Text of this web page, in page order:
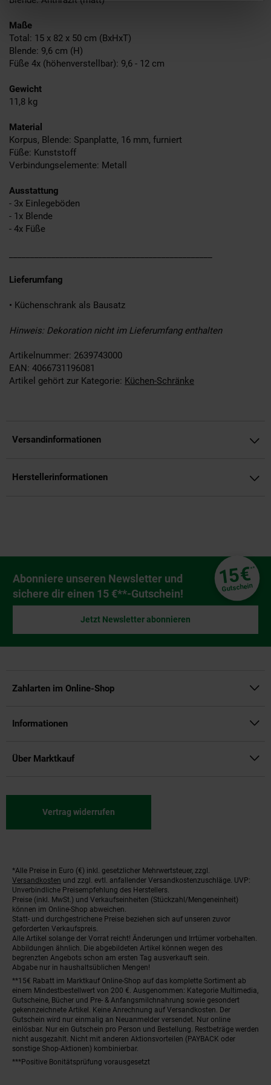
Maße
Total: 15 x 82 x 50 cm (BxHxT)
Blende: 9,6 cm (H)
Füße 4x (höhenverstellbar): 9,6 - 12 cm
Gewicht
11,8 kg
Material
Korpus, Blende: Spanplatte, 16 mm, furniert
Füße: Kunststoff
Verbindungselemente: Metall
Ausstattung
- 3x Einlegeböden
- 1x Blende
- 4x Füße
Lieferumfang
• Küchenschrank als Bausatz
Hinweis: Dekoration nicht im Lieferumfang enthalten
Artikelnummer: 2639743000
EAN: 4066731196081
Artikel gehört zur Kategorie: Küchen-Schränke
Versandinformationen
Herstellerinformationen
Newsletter Anmeldung
Abonniere unseren Newsletter und
sichere dir einen 15 €**-Gutschein!
15€**
Gutschein
Jetzt Newsletter abonnieren
Zahlarten im Online-Shop
Informationen
Über Marktkauf
Vertrag widerrufen
Fußnoten
*Alle Preise in Euro (€) inkl. gesetzlicher Mehrwertsteuer, zzgl.
Versandkosten und zzgl. evtl. anfallender Versandkostenzuschläge. UVP:
Unverbindliche Preisempfehlung des Herstellers.
Preise (inkl. MwSt.) und Verkaufseinheiten (Stückzahl/Mengeneinheit)
können im Online-Shop abweichen.
Statt- und durchgestrichene Preise beziehen sich auf unseren zuvor
geforderten Verkaufspreis.
Alle Artikel solange der Vorrat reicht! Änderungen und Irrtümer vorbehalten.
Abbildungen ähnlich. Die abgebildeten Artikel können wegen des
begrenzten Angebots schon am ersten Tag ausverkauft sein.
Abgabe nur in haushaltsüblichen Mengen!
**15€ Rabatt im Marktkauf Online-Shop auf das komplette Sortiment ab
einem Mindestbestellwert von 200 €. Ausgenommen: Kategorie Multimedia,
Gutscheine, Bücher und Pre- & Anfangsmilchnahrung sowie gesondert
gekennzeichnete Artikel. Keine Anrechnung auf Versandkosten. Der
Gutschein wird nur einmalig an Neuanmelder versendet. Nur online
einlösbar. Nur ein Gutschein pro Person und Bestellung. Restbeträge werden
nicht ausgezahlt. Nicht mit anderen Aktionsvorteilen (PAYBACK oder
sonstige Shop-Aktionen) kombinierbar.
***Positive Bonitätsprüfung vorausgesetzt